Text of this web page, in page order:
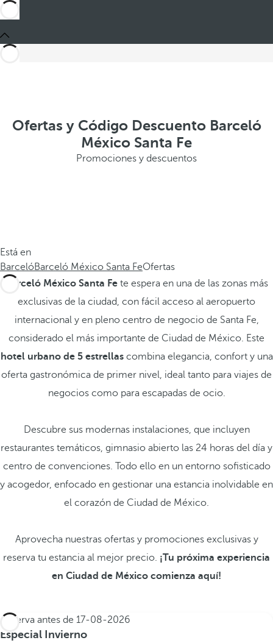
Ofertas y Código Descuento Barceló
México Santa Fe
Promociones y descuentos
Está en
BarcelóBarceló México Santa FeOfertas
Barceló México Santa Fete espera en una de las zonas más
exclusivas de la ciudad, con fácil acceso al aeropuerto
internacional y en pleno centro de negocio de Santa Fe,
considerado el más importante de Ciudad de México. Este
hotel urbano de 5 estrellascombina elegancia, confort y una
oferta gastronómica de primer nivel, ideal tanto para viajes de
negocios como para escapadas de ocio.
Descubre sus modernas instalaciones, que incluyen
restaurantes temáticos, gimnasio abierto las 24 horas del día y
centro de convenciones. Todo ello en un entorno sofisticado
y acogedor, enfocado en gestionar una estancia inolvidable en
el corazón de Ciudad de México.
Aprovecha nuestras ofertas y promociones exclusivas y
reserva tu estancia al mejor precio. ¡Tu próxima experiencia
en Ciudad de México comienza aquí!
Reserva antes de 17-08-2026
Especial Invierno